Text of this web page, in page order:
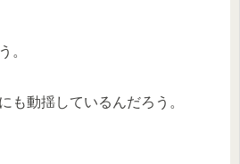
。
も動揺しているんだろう。